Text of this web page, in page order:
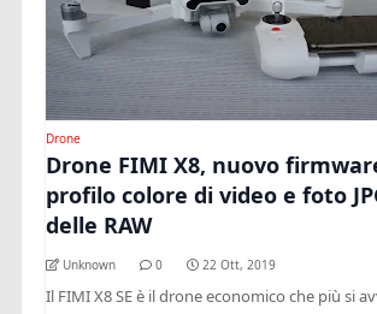
Drone
Drone FIMI X8, nuovo
profilo colore di video e foto
delle RAW
Unknown 0 22 Ott, 2019
Il FIMI X8 SE è il drone economico che più si